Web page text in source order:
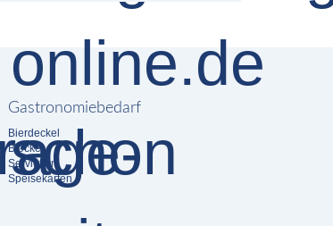
Gastronomiebedarf
Bierdeckel
Blöcke
Servietten
Speisekarten